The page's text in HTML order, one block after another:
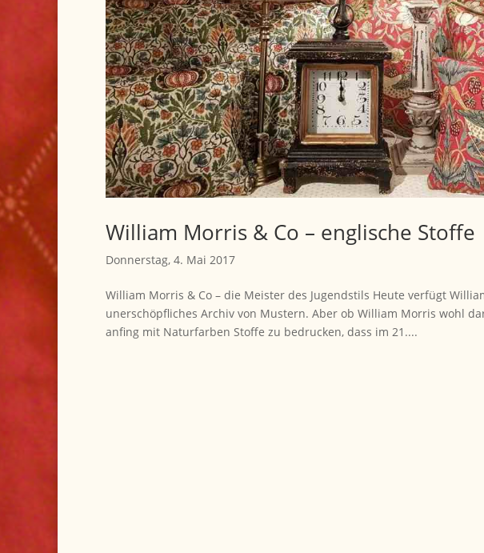
William Morris & Co – englische Stoffe
Donnerstag, 4. Mai 2017
William Morris & Co – die Meister des Jugendstils Heute verfügt
unerschöpfliches Archiv von Mustern. Aber ob William Morris wohl
anfing mit Naturfarben Stoffe zu bedrucken, dass im 21....